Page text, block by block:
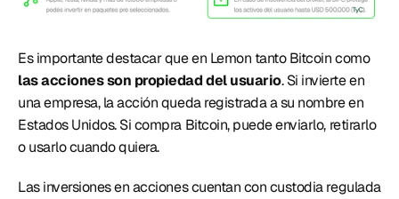
Es importante destacar que en Lemon tanto Bitcoin como
las acciones son propiedad del usuario. Si invierte en
una empresa, la acción queda registrada a su nombre en
Estados Unidos. Si compra Bitcoin, puede enviarlo, retirarlo
o usarlo cuando quiera.
Las inversiones en acciones cuentan con custodia regulada